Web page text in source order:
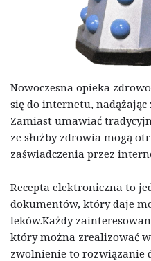
Nowoczesna opieka
się do internetu,
Zamiast umawiać
ze służby zdrowia mogą
zaświadczenia przez
Recepta elektroniczna to
dokumentów, który daje
leków.Każdy
który można zrealizować
zwolnienie to rozwiązanie